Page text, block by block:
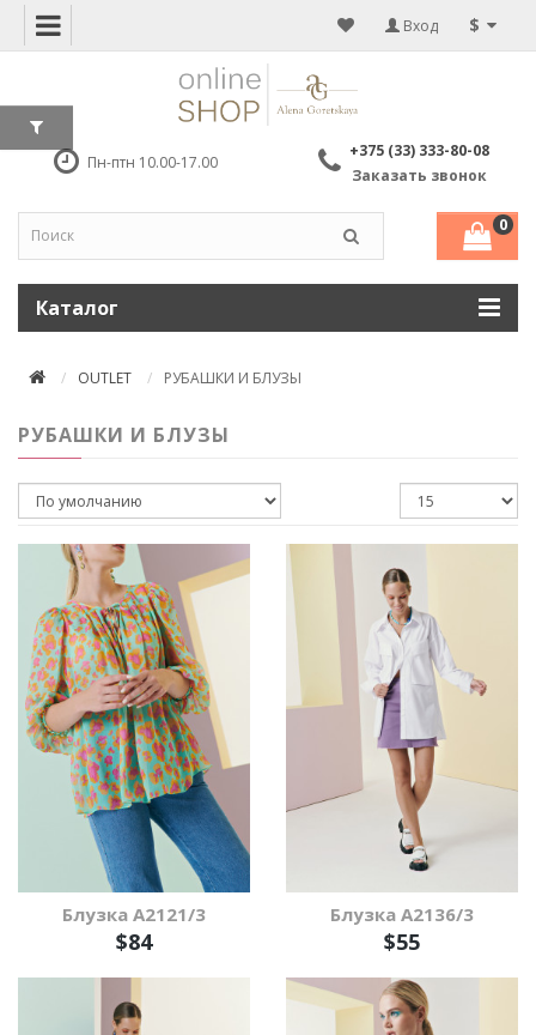
$
Вход
Пн-птн 10.00-17.00
+375 (33) 333-80-08
Заказать звонок
0
Каталог
OUTLET РУБАШКИ И БЛУЗЫ
РУБАШКИ И БЛУЗЫ
Блузка А2121/3
$84
Блузка А2136/3
$55